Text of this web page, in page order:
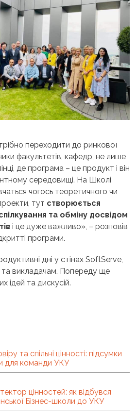
переходити до ринкової
факультетів, кафедр, не лише
де програма – це продукт і він
середовищі. На Школі
чогось теоретичного чи
тут створюється
та обміну досвідом
і це дуже важливо», – розповів
програми.
дні у стінах SoftServe,
викладачам. Попереду ще
ідей та дискусій.
та спільні цінності: підсумки
для команди УКУ
цінностей: як відбувся
Бізнес-школи до УКУ